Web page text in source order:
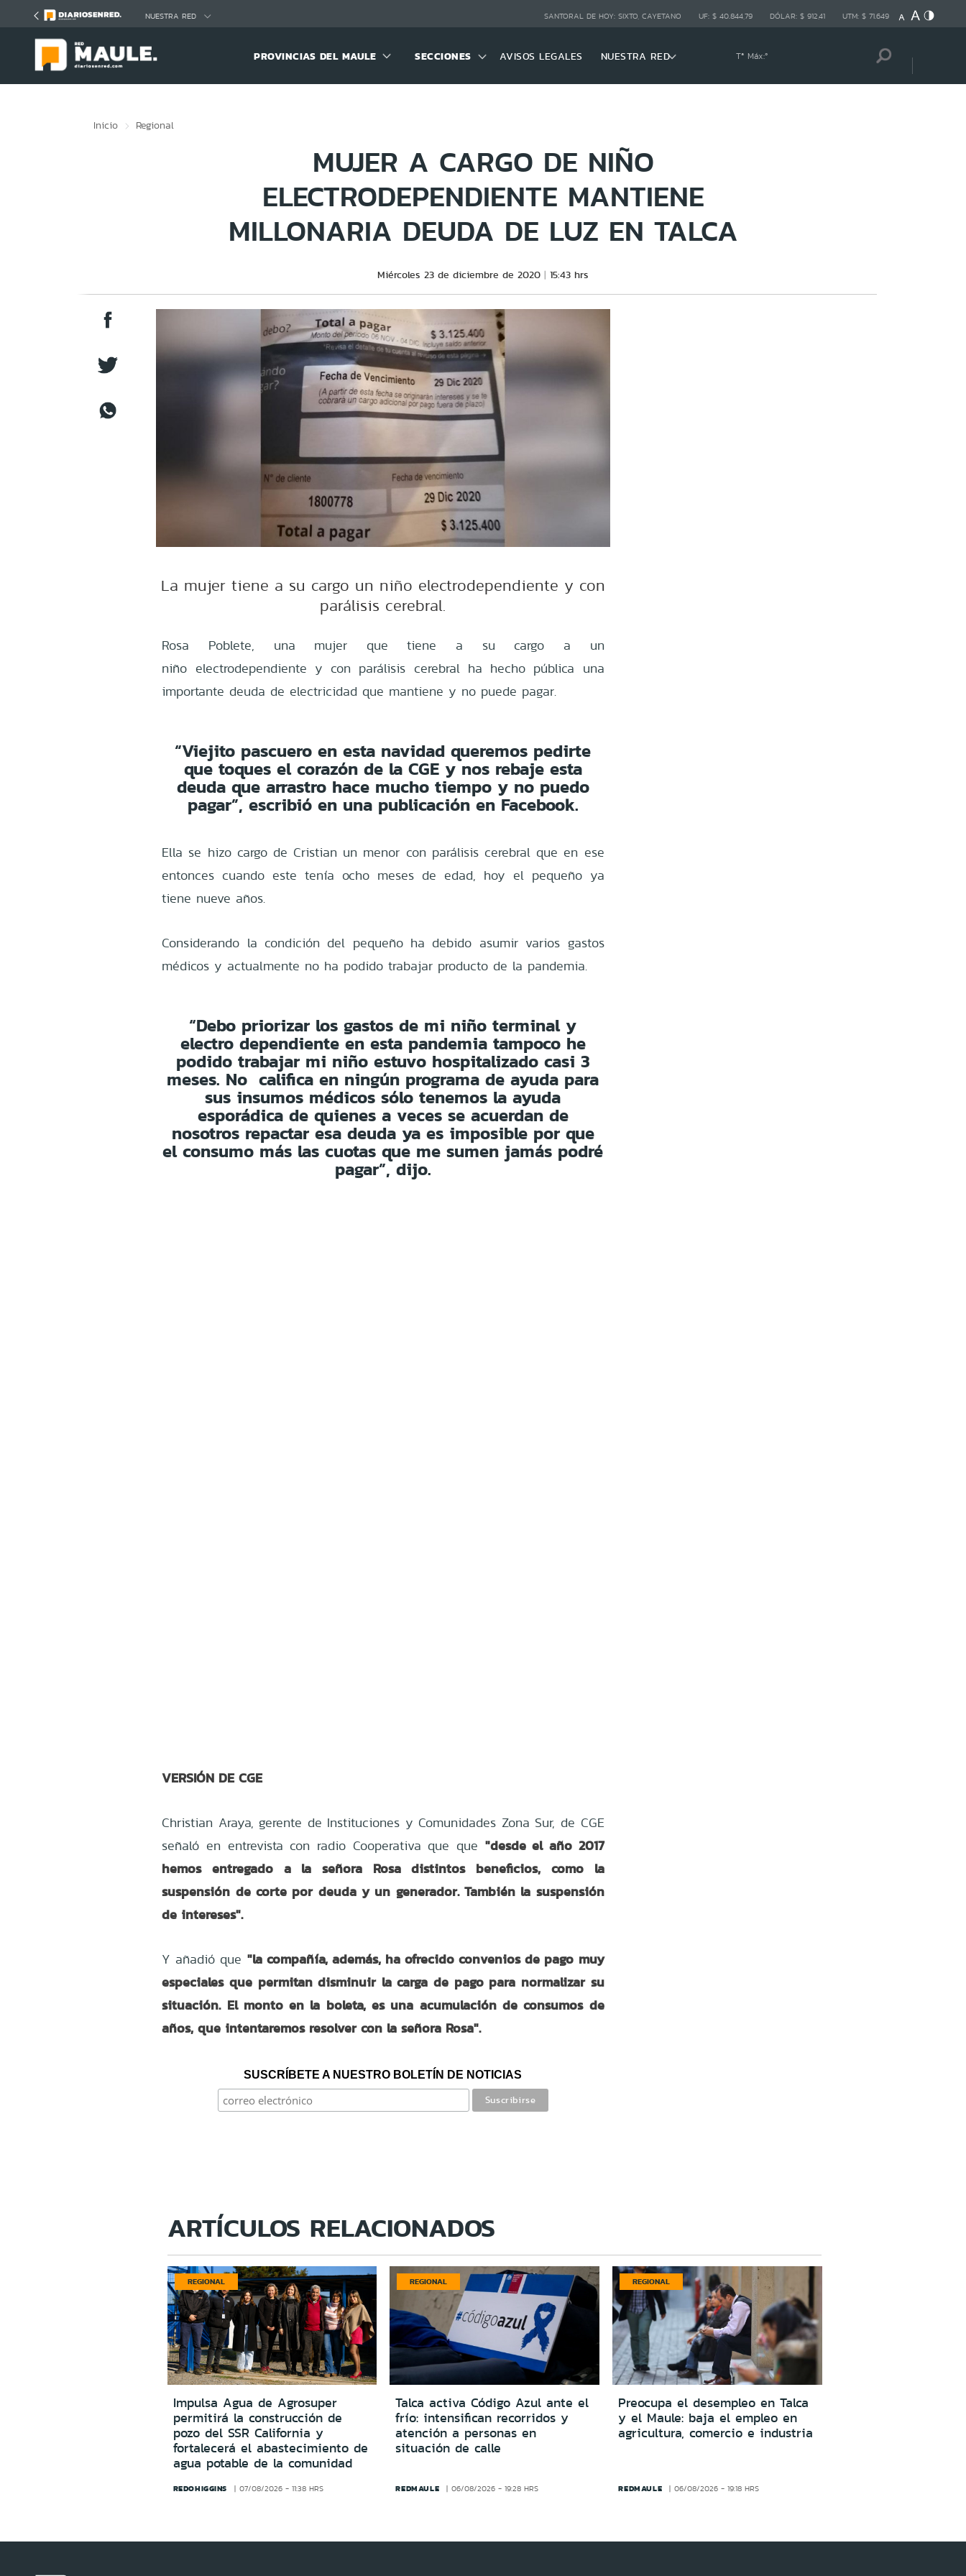
NUESTRA RED SANTORAL DE HOY: SIXTO, CAYETANO UF: $ 40.844,79 DÓLAR: $ 912,41 UTM: $ 71.649
PROVINCIAS DEL MAULE SECCIONES AVISOS LEGALES NUESTRA RED Tª Máx:º
Inicio Regional
MUJER A CARGO DE NIÑO
ELECTRODEPENDIENTE MANTIENE
MILLONARIA DEUDA DE LUZ EN TALCA
Miércoles 23 de diciembre de 2020 15:43 hrs
La mujer tiene a su cargo un niño electrodependiente y con
parálisis cerebral.
Rosa Poblete, una mujer que tiene a su cargo a un
niño electrodependiente y con parálisis cerebral ha hecho pública una
importante deuda de electricidad que mantiene y no puede pagar.
“Viejito pascuero en esta navidad queremos pedirte
que toques el corazón de la CGE y nos rebaje esta
deuda que arrastro hace mucho tiempo y no puedo
pagar”, escribió en una publicación en Facebook.
Ella se hizo cargo de Cristian un menor con parálisis cerebral que en ese
entonces cuando este tenía ocho meses de edad, hoy el pequeño ya
tiene nueve años.
Considerando la condición del pequeño ha debido asumir varios gastos
médicos y actualmente no ha podido trabajar producto de la pandemia.
“Debo priorizar los gastos de mi niño terminal y
electro dependiente en esta pandemia tampoco he
podido trabajar mi niño estuvo hospitalizado casi 3
meses. No califica en ningún programa de ayuda para
sus insumos médicos sólo tenemos la ayuda
esporádica de quienes a veces se acuerdan de
nosotros repactar esa deuda ya es imposible por que
el consumo más las cuotas que me sumen jamás podré
pagar”, dijo.
VERSIÓN DE CGE
Christian Araya, gerente de Instituciones y Comunidades Zona Sur, de CGE
señaló en entrevista con radio Cooperativa que que "desde el año 2017
hemos entregado a la señora Rosadistintos beneficios, como la
suspensión de corte por deuda y un generador. También la suspensión
de intereses".
Y añadió que "la compañía, además, ha ofrecido convenios de pago muy
especiales que permitan disminuir la carga de pago para normalizar su
situación. El monto en la boleta, es una acumulación de consumos de
años, que intentaremos resolver con la señora Rosa".
SUSCRÍBETE A NUESTRO BOLETÍN DE NOTICIAS
ARTÍCULOS RELACIONADOS
REGIONAL
Impulsa Agua de Agrosuper
permitirá la construcción de
pozo del SSR California y
fortalecerá el abastecimiento de
agua potable de la comunidad
REDOHIGGINS 07/08/2026 - 11:38 HRS
REGIONAL
Talca activa Código Azul ante el
frío: intensifican recorridos y
atención a personas en
situación de calle
REDMAULE 06/08/2026 - 19:28 HRS
REGIONAL
Preocupa el desempleo en Talca
y el Maule: baja el empleo en
agricultura, comercio e industria
REDMAULE 06/08/2026 - 19:18 HRS